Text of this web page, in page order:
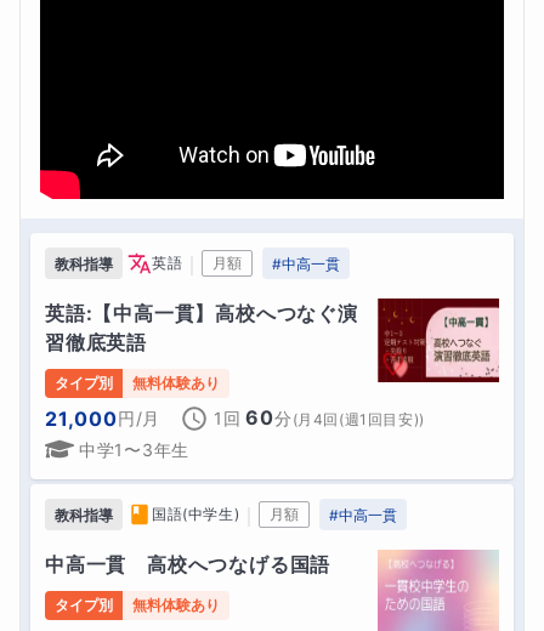
教科指導 英語 月額 #中高一貫
英語:【中高一貫】高校へつなぐ演
習徹底英語
タイプ別 無料体験あり
21,000円/月 1回 60分 ( 月4回(週1回目安))
中学1〜3年生
教科指導 国語(中学生) 月額 #中高一貫
中高一貫　高校へつなげる国語
タイプ別 無料体験あり